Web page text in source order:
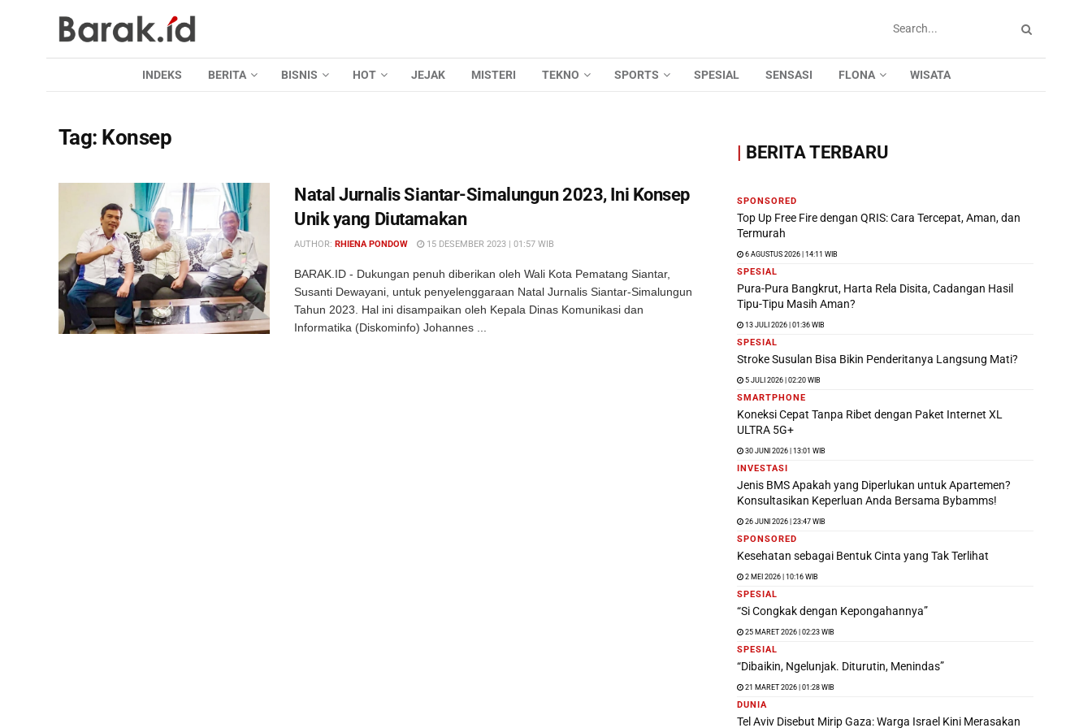
INDEKS BERITA BISNIS HOT JEJAK MISTERI TEKNO SPORTS SPESIAL SENSASI FLONA WISATA
Tag: Konsep
Natal Jurnalis Siantar-Simalungun 2023, Ini Konsep
Unik yang Diutamakan
AUTHOR: RHIENA PONDOW 15 DESEMBER 2023 | 01:57 WIB
BARAK.ID - Dukungan penuh diberikan oleh Wali Kota Pematang Siantar,
Susanti Dewayani, untuk penyelenggaraan Natal Jurnalis Siantar-Simalungun
Tahun 2023. Hal ini disampaikan oleh Kepala Dinas Komunikasi dan
Informatika (Diskominfo) Johannes ...
| BERITA TERBARU
SPONSORED
Top Up Free Fire dengan QRIS: Cara Tercepat, Aman, dan
Termurah
6 AGUSTUS 2026 | 14:11 WIB
SPESIAL
Pura-Pura Bangkrut, Harta Rela Disita, Cadangan Hasil
Tipu-Tipu Masih Aman?
13 JULI 2026 | 01:36 WIB
SPESIAL
Stroke Susulan Bisa Bikin Penderitanya Langsung Mati?
5 JULI 2026 | 02:20 WIB
SMARTPHONE
Koneksi Cepat Tanpa Ribet dengan Paket Internet XL
ULTRA 5G+
30 JUNI 2026 | 13:01 WIB
INVESTASI
Jenis BMS Apakah yang Diperlukan untuk Apartemen?
Konsultasikan Keperluan Anda Bersama Bybamms!
26 JUNI 2026 | 23:47 WIB
SPONSORED
Kesehatan sebagai Bentuk Cinta yang Tak Terlihat
2 MEI 2026 | 10:16 WIB
SPESIAL
“Si Congkak dengan Kepongahannya”
25 MARET 2026 | 02:23 WIB
SPESIAL
“Dibaikin, Ngelunjak. Diturutin, Menindas”
21 MARET 2026 | 01:28 WIB
DUNIA
Tel Aviv Disebut Mirip Gaza: Warga Israel Kini Merasakan